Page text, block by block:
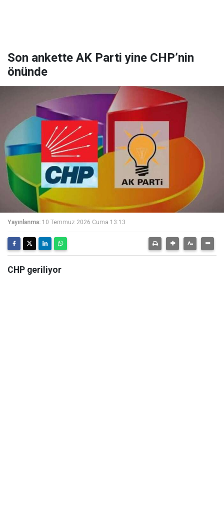
Son ankette AK Parti yine CHP’nin
önünde
Yayınlanma: 10 Temmuz 2026 Cuma 13:13
CHP geriliyor